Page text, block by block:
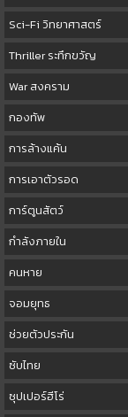
Sci-Fi วิทยาศาสตร์
Thriller ระทึกขวัญ
War สงคราม
กองทัพ
การล้างแค้น
การเอาตัวรอด
การ์ตูนสัตว์
กำลังภายใน
คนหาย
จอมยุทธ
ช่วยตัวประกัน
ซับไทย
ซุปเปอร์ฮีโร่